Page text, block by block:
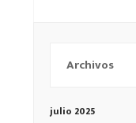
Archivos
julio 2025